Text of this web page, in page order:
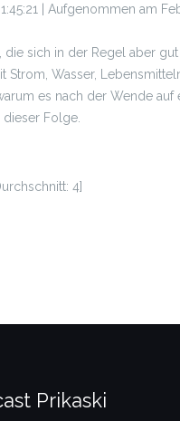
| Aufgenommen am
sich in der Regel aber
Wasser,
es nach der Wende auf
Folge.
4]
Prikaski